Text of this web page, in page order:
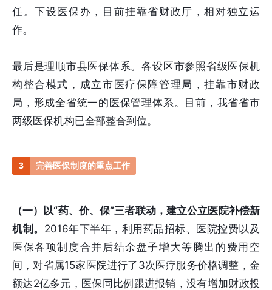
任。下设医保办，目前挂靠省财政厅，相对独立运
作。
最后是理顺市县医保体系。各设区市参照省级医保机
构整合模式，成立市医疗保障管理局，挂靠市财政
局，形成全省统一的医保管理体系。目前，我省省市
两级医保机构已全部整合到位。
3 完善医保制度的重点工作
（一）以“药、价、保”三者联动，建立公立医院补偿新
机制。 2016年下半年，利用药品招标、医院控费以及
医保各项制度合并后结余盘子增大等腾出的费用空
间，对省属15家医院进行了3次医疗服务价格调整，金
额达2亿多元，医保同比例跟进报销，没有增加财政投